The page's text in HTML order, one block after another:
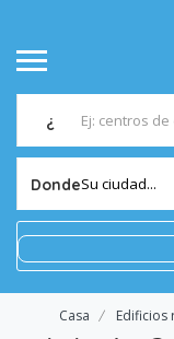
¿
DondeSu ciudad...
Casa Edificios